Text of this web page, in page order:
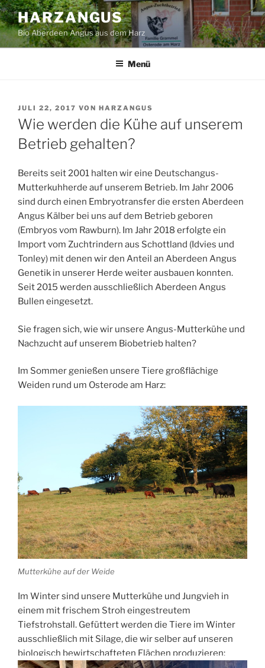
Zum
Inhalt
springen
HARZANGUS
Bio Aberdeen Angus aus dem Harz
Menü
VERÖFFENTLICHT
AM
JULI 22, 2017 VON HARZANGUS
Wie werden die Kühe auf unserem
Betrieb gehalten?
Bereits seit 2001 halten wir eine Deutschangus-
Mutterkuhherde auf unserem Betrieb. Im Jahr 2006
sind durch einen Embryotransfer die ersten Aberdeen
Angus Kälber bei uns auf dem Betrieb geboren
(Embryos vom Rawburn). Im Jahr 2018 erfolgte ein
Import vom Zuchtrindern aus Schottland (Idvies und
Tonley) mit denen wir den Anteil an Aberdeen Angus
Genetik in unserer Herde weiter ausbauen konnten.
Seit 2015 werden ausschließlich Aberdeen Angus
Bullen eingesetzt.
Sie fragen sich, wie wir unsere Angus-Mutterkühe und
Nachzucht auf unserem Biobetrieb halten?
Im Sommer genießen unsere Tiere großflächige
Weiden rund um Osterode am Harz:
Mutterkühe auf der Weide
Im Winter sind unsere Mutterkühe und Jungvieh in
einem mit frischem Stroh eingestreutem
Tiefstrohstall. Gefüttert werden die Tiere im Winter
ausschließlich mit Silage, die wir selber auf unseren
biologisch bewirtschafteten Flächen produzieren: